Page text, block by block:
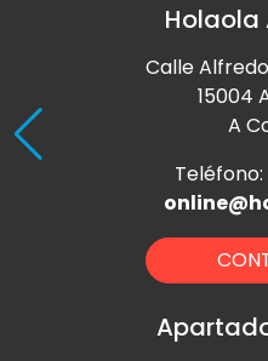
Holaola
Calle
15004
A
Teléfono: